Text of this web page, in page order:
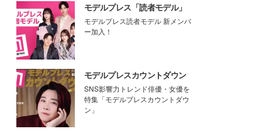
モデルプレス「読者モデル」
モデルプレス読者モデル 新メンバ
ー加入！
モデルプレスカウントダウン
SNS影響力トレンド俳優・女優を
特集「モデルプレスカウントダウ
ン」